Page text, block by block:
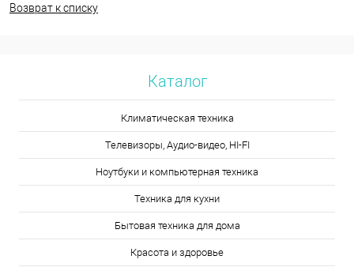
Возврат к списку
Каталог
Климатическая техника
Телевизоры, Аудио-видео, HI-FI
Ноутбуки и компьютерная техника
Техника для кухни
Бытовая техника для дома
Красота и здоровье